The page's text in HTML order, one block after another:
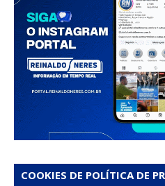
COOKIES DE POLÍTICA DE